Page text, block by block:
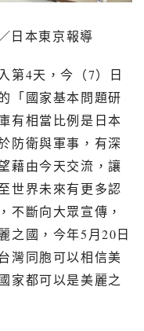
日本東京報導
第4天，今（7）日
「國家基本問題研
有相當比例是日本
防衛與軍事，有深
藉由今天交流，讓
世界未來有更多認
不斷向大眾宣傳，
之國，今年5 月20日
灣同胞可以相信美
家都可以是美麗之